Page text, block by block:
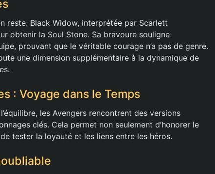
reste. Black Widow, interprétée par Scarlett
obtenir la Soul Stone. Sa bravoure souligne
prouvant que le véritable courage n’a pas de genre.
une dimension supplémentaire à la dynamique de
: Voyage dans le Temps
les Avengers rencontrent des versions
clés. Cela permet non seulement d’honorer le
tester la loyauté et les liens entre les héros.